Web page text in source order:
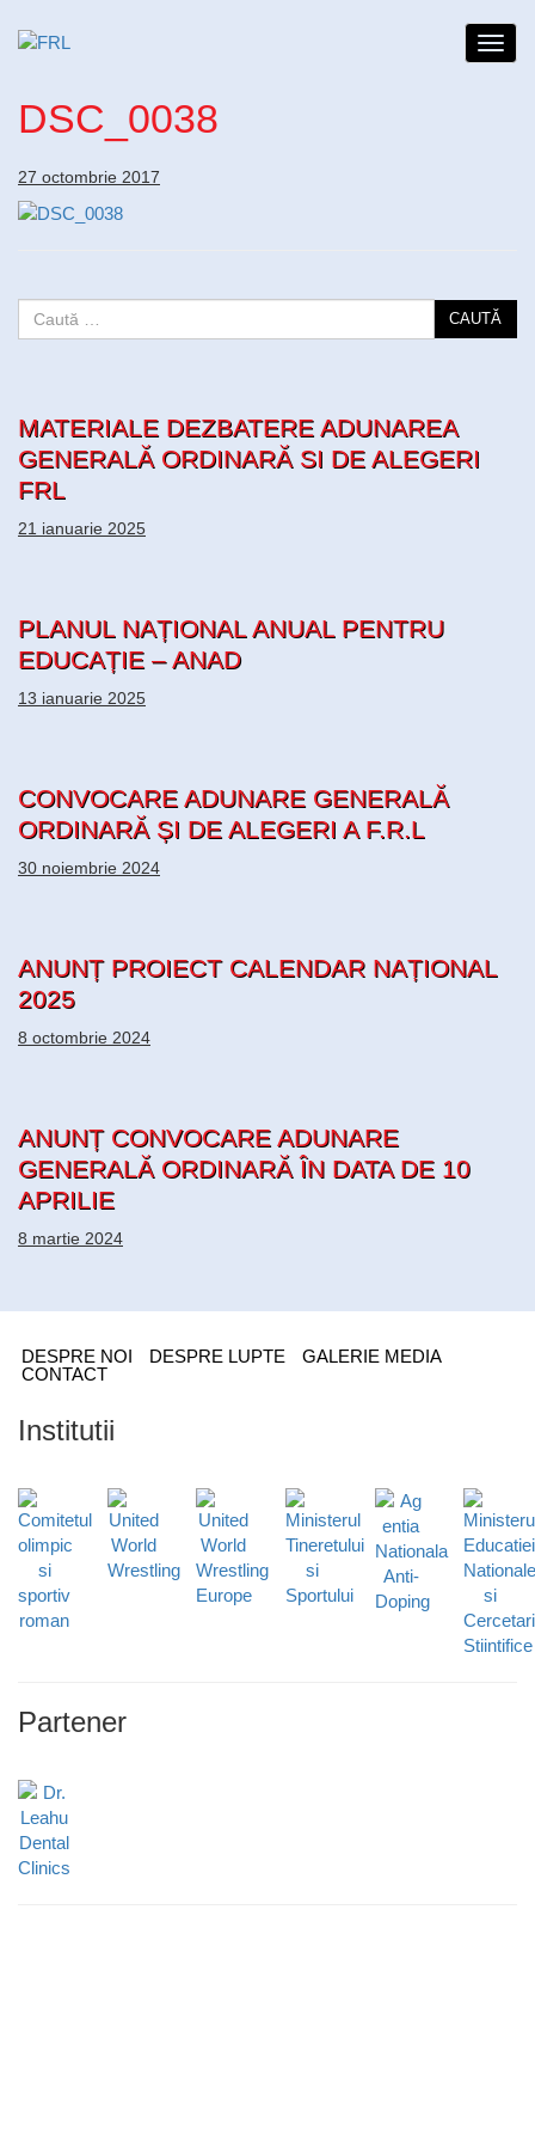
DSC_0038
27 octombrie 2017
CAUTĂ
MATERIALE DEZBATERE ADUNAREA
GENERALĂ ORDINARĂ SI DE ALEGERI
FRL
21 ianuarie 2025
PLANUL NAȚIONAL ANUAL PENTRU
EDUCAȚIE – ANAD
13 ianuarie 2025
CONVOCARE ADUNARE GENERALĂ
ORDINARĂ ȘI DE ALEGERI A F.R.L
30 noiembrie 2024
ANUNȚ PROIECT CALENDAR NAȚIONAL
2025
8 octombrie 2024
ANUNȚ CONVOCARE ADUNARE
GENERALĂ ORDINARĂ ÎN DATA DE 10
APRILIE
8 martie 2024
DESPRE NOI DESPRE LUPTE
GALERIE MEDIA
CONTACT
Institutii
Partener